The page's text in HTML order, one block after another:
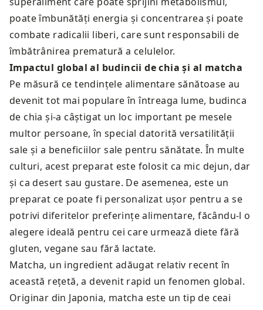
poate îmbunătăți energia și concentrarea și poate
combate radicalii liberi, care sunt responsabili de
îmbătrânirea prematură a celulelor.
Impactul global al budincii de chia și al matcha
Pe măsură ce tendințele alimentare sănătoase au
devenit tot mai populare în întreaga lume, budinca
de chia și-a câștigat un loc important pe mesele
multor persoane, în special datorită versatilității
sale și a beneficiilor sale pentru sănătate. În multe
culturi, acest preparat este folosit ca mic dejun, dar
și ca desert sau gustare. De asemenea, este un
preparat ce poate fi personalizat ușor pentru a se
potrivi diferitelor preferințe alimentare, făcându-l o
alegere ideală pentru cei care urmează diete fără
gluten, vegane sau fără lactate.
Matcha, un ingredient adăugat relativ recent în
această rețetă, a devenit rapid un fenomen global.
Originar din Japonia, matcha este un tip de ceai